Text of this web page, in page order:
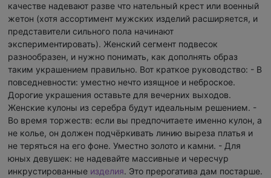
качестве надевают разве что нательный крест или военный
жетон (хотя ассортимент мужских изделий расширяется, и
представители сильного пола начинают
экспериментировать). Женский сегмент подвесок
разнообразен, и нужно понимать, как дополнять образ
таким украшением правильно. Вот краткое руководство: - В
повседневности: уместно нечто изящное и неброское.
Дорогие украшения оставьте для вечерних выходов.
Женские кулоны из серебра будут идеальным решением. -
Во время торжеств: если вы предпочитаете именно кулон, а
не колье, он должен подчёркивать линию выреза платья и
не теряться на его фоне. Уместно золото и камни. - Для
юных девушек: не надевайте массивные и чересчур
инкрустированные изделия. Это прерогатива дам постарше.